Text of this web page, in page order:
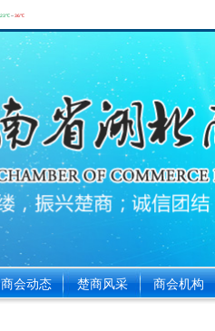
商会动态 楚商风采 商会机构